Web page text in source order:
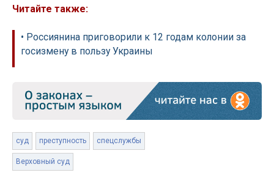
Читайте также:
• Россиянина приговорили к 12 годам колонии за
госизмену в пользу Украины
суд преступность спецслужбы
Верховный суд